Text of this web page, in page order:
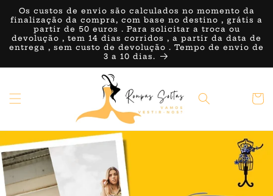
para o
conteúdo
Os custos de envio são calculados no momento da
finalização da compra, com base no destino , grátis a
partir de 50 euros . Para solicitar a troca ou
devolução , tem 14 dias corridos , a partir da data de
entrega , sem custo de devolução . Tempo de envio de
3 a 10 dias.